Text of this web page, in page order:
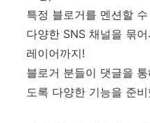
특정 블로거를 멘션할
다양한 SNS 채널을 묶
레이어까지!
블로거 분들이 댓글을
도록 다양한 기능을 준